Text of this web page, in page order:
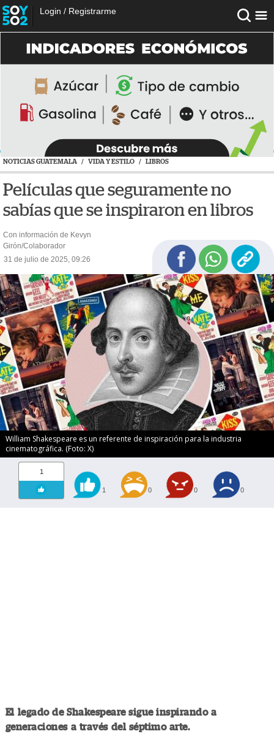
Login / Registrarme
NOTICIAS GUATEMALA / VIDA Y ESTILO / LIBROS
Películas que seguramente no
sabías que se inspiraron en libros
Con información de Kevyn
Girón/Colaborador
31 de julio de 2025, 09:26
William Shakespeare es un referente de inspiración para la industria
cinematográfica. (Foto: X)
1
1 0 0 0
El legado de Shakespeare sigue inspirando a
generaciones a través del séptimo arte.